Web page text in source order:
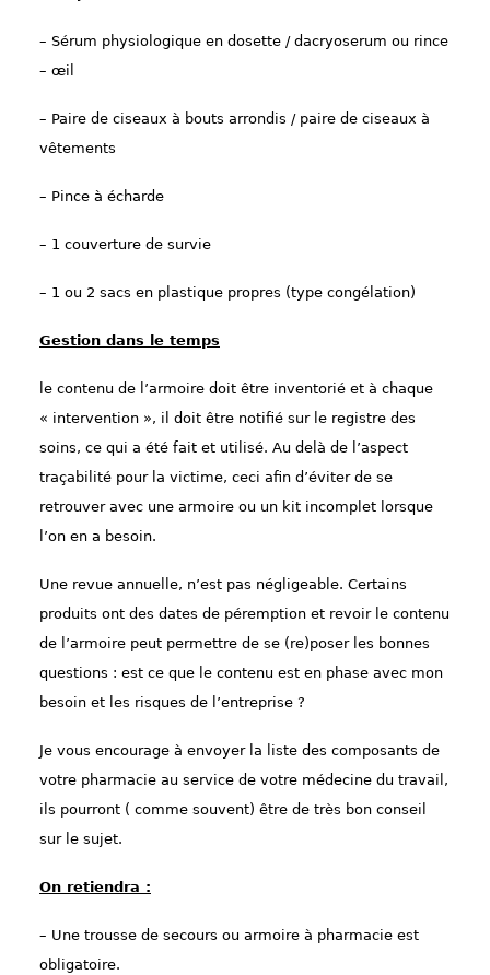
– Sérum physiologique en dosette / dacryoserum ou rince
– œil
– Paire de ciseaux à bouts arrondis / paire de ciseaux à
vêtements
– Pince à écharde
– 1 couverture de survie
– 1 ou 2 sacs en plastique propres (type congélation)
Gestion dans le temps
le contenu de l’armoire doit être inventorié et à chaque
« intervention », il doit être notifié sur le registre des
soins, ce qui a été fait et utilisé. Au delà de l’aspect
traçabilité pour la victime, ceci afin d’éviterde se
retrouver avec une armoire ou un kit incomplet lorsque
l’on en a besoin.
Une revue annuelle, n’est pas négligeable. Certains
produits ont des dates de péremption et revoir le contenu
de l’armoire peut permettre de se (re)poser les bonnes
questions : est ce que le contenu est en phase avec mon
besoin et les risques de l’entreprise ?
Je vous encourage à envoyerla liste des composants de
votre pharmacie au service de votre médecine du travail,
ils pourront ( comme souvent) être de très bon conseil
sur le sujet.
On retiendra :
– Une trousse de secours ou armoire à pharmacie est
obligatoire.